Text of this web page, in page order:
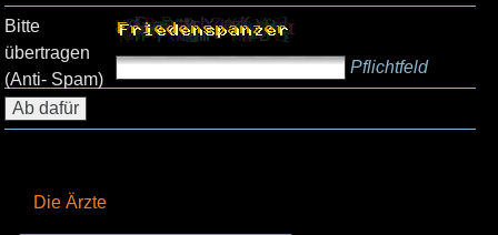
Die Ärzte
Bitte
übertragen
(Anti- Spam)
Pflichtfeld